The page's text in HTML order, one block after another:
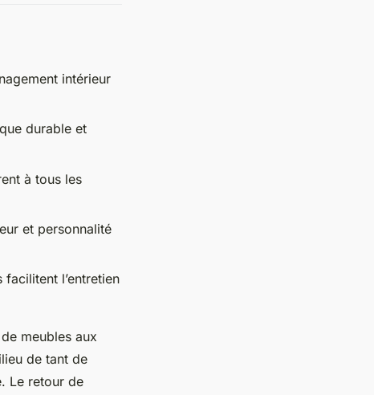
intérieur
durable et
à tous les
et personnalité
l’entretien
meubles aux
de tant de
Le retour de